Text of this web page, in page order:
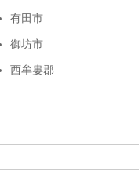
有田市
御坊市
西牟婁郡